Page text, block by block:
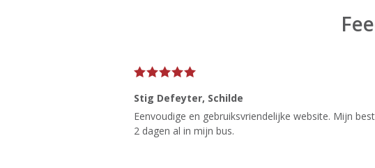
Stig Defeyter, Schilde
Eenvoudige en gebruiksvriendelijke website. Mijn
2 dagen al in mijn bus.